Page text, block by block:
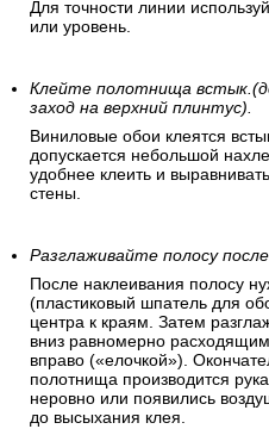
Для точности линии
или уровень.
Клейте полотнища
заход на верхний плинтус).
Виниловые обои клеятся
допускается небольшой
удобнее клеить и
стены.
Разглаживайте полосу
После наклеивания полосу
(пластиковый шпатель для
центра к краям. Затем
вниз равномерно
вправо («елочкой»).
полотнища производится
неровно или появились
до высыхания клея.